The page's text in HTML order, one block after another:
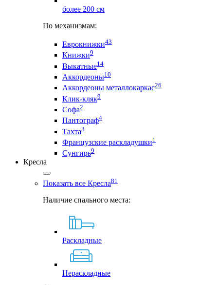
более 200 см
По механизмам:
Еврокнижки43
Книжки9
Выкатные14
Аккордеоны10
Аккордеоны металлокаркас26
Клик-кляк9
Софа2
Пантограф4
Тахта3
Французские раскладушки1
Сунгирь9
Кресла
Показать все Кресла81
Наличие спального места:
Раскладные
Нераскладные